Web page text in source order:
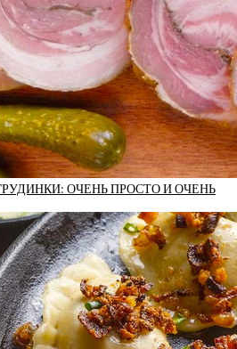
ОЧЕНЬ ПРОСТО И ОЧЕНЬ